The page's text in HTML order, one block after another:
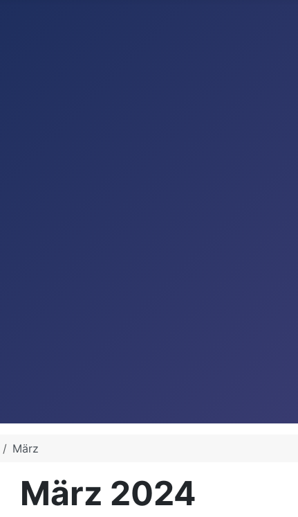
März
März 2024